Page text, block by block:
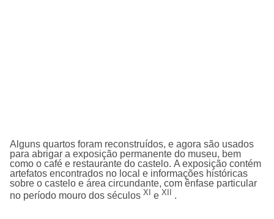
Alguns quartos foram reconstruídos, e agora são usados
para abrigar a exposição permanente do museu, bem
como o café e restaurante do castelo. A exposição contém
artefatos encontrados no local e informações históricas
sobre o castelo e área circundante, com ênfase particular
no período mouro dos séculos XI e XII .